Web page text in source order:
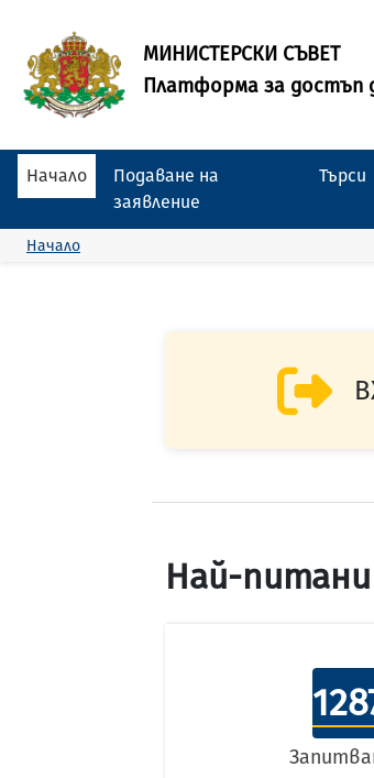
МИНИСТЕРСКИ СЪВЕТ
Платформа за достъп
Начало
Подаване на
заявление
Търси
Начало
Най-